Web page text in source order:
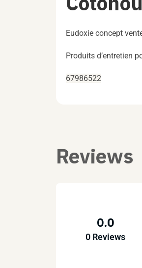
Eudoxie concept
Produits d’entretien
67986522
Reviews
0.0
0 Reviews